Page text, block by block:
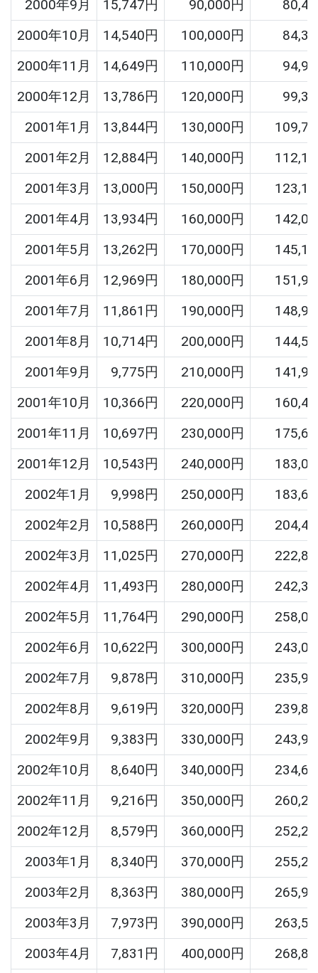
2000年9月
15,747円 90,000円
2000年10月
14,540円 100,000円
2000年11月
14,649円 110,000円
2000年12月
13,786円 120,000円
2001年1月
13,844円 130,000円
2001年2月
12,884円 140,000円
2001年3月
13,000円 150,000円
2001年4月
13,934円 160,000円
2001年5月
13,262円 170,000円
2001年6月
12,969円 180,000円
2001年7月
11,861円 190,000円
2001年8月
10,714円 200,000円
2001年9月
9,775円 210,000円
2001年10月
10,366円 220,000円
2001年11月
10,697円 230,000円
2001年12月
10,543円 240,000円
2002年1月
9,998円 250,000円
2002年2月
10,588円 260,000円
2002年3月
11,025円 270,000円
2002年4月
11,493円 280,000円
2002年5月
11,764円 290,000円
2002年6月
10,622円 300,000円
2002年7月
9,878円 310,000円
2002年8月
9,619円 320,000円
2002年9月
9,383円 330,000円
2002年10月
8,640円 340,000円
2002年11月
9,216円 350,000円
2002年12月
8,579円 360,000円
2003年1月
8,340円 370,000円
2003年2月
8,363円 380,000円
2003年3月
7,973円 390,000円
2003年4月
7,831円 400,000円